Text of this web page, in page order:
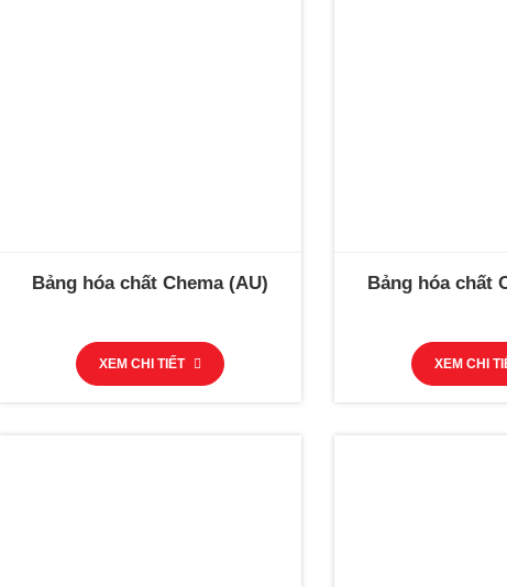
Bảng hóa chất Chema (AU)
XEM CHI TIẾT
Bảng hóa chất
XEM CHI